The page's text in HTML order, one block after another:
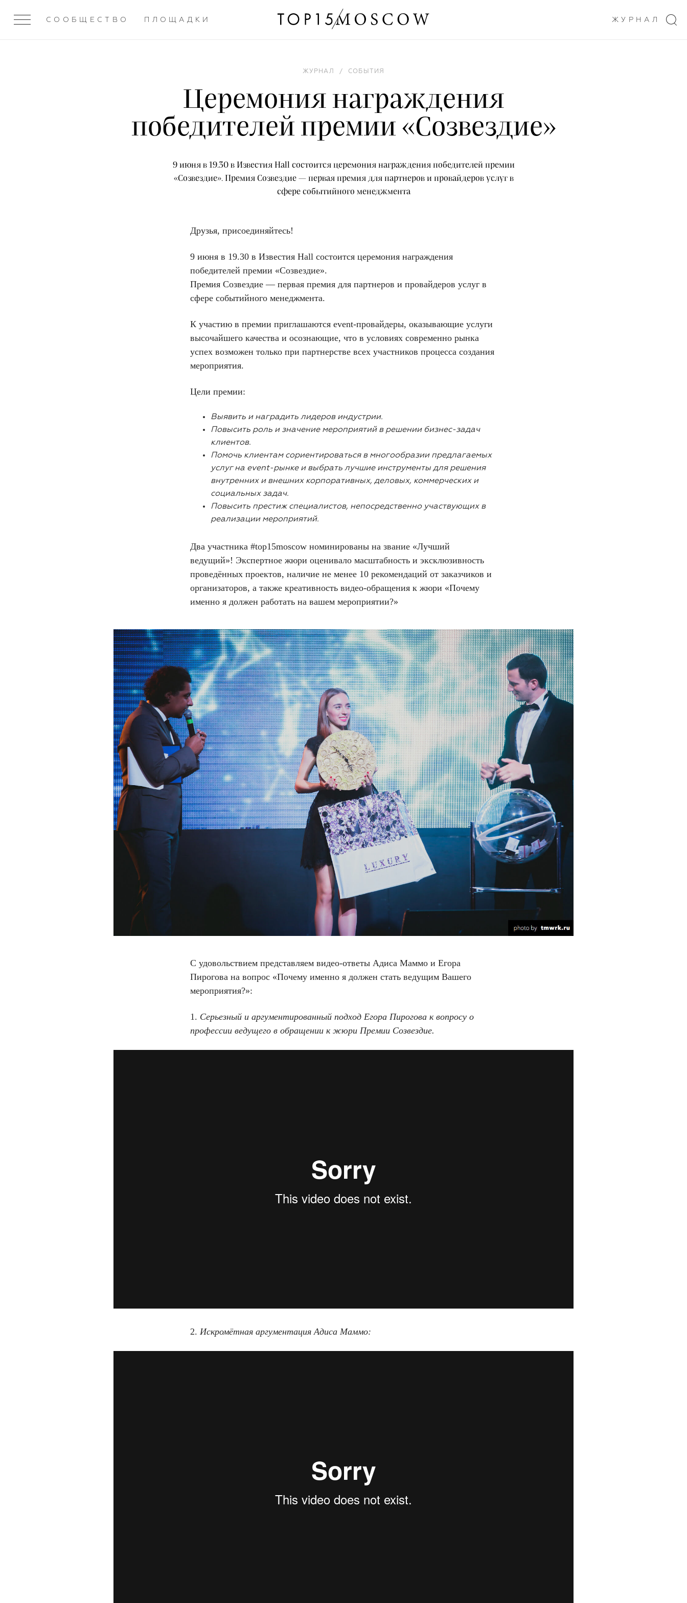
СООБЩЕСТВО ПЛОЩАДКИ ЖУРНАЛ
ЖУРНАЛ / СОБЫТИЯ
Церемония награждения
победителей премии «Созвездие»
9 июня в 19.30 в Известия Hall состоится церемония награждения победителей премии
«Созвездие». Премия Созвездие — первая премия для партнеров и провайдеров услуг в
сфере событийного менеджмента
Друзья, присоединяйтесь!
9 июня в 19.30 в Известия Hall состоится церемония награждения
победителей премии «Созвездие».
Премия Созвездие — первая премия для партнеров и провайдеров услуг в
сфере событийного менеджмента.
К участию в премии приглашаются event-провайдеры, оказывающие услуги
высочайшего качества и осознающие, что в условиях современно рынка
успех возможен только при партнерстве всех участников процесса создания
мероприятия.
Цели премии:
Выявить и наградить лидеров индустрии.
Повысить роль и значение мероприятий в решении бизнес-задач
клиентов.
Помочь клиентам сориентироваться в многообразии предлагаемых
услуг на event-рынке и выбрать лучшие инструменты для решения
внутренних и внешних корпоративных, деловых, коммерческих и
социальных задач.
Повысить престиж специалистов, непосредственно участвующих в
реализации мероприятий.
Два участника #top15moscow номинированы на звание «Лучший
ведущий»! Экспертное жюри оценивало масштабность и эксклюзивность
проведённых проектов, наличие не менее 10 рекомендаций от заказчиков и
организаторов, а также креативность видео-обращения к жюри «Почему
именно я должен работать на вашем мероприятии?»
С удовольствием представляем видео-ответы Адиса Маммо и Егора
Пирогова на вопрос «Почему именно я должен стать ведущим Вашего
мероприятия?»:
1. Серьезный и аргументированный подход Егора Пирогова к вопросу о
профессии ведущего в обращении к жюри Премии Созвездие.
2. Искромётная аргументация Адиса Маммо: